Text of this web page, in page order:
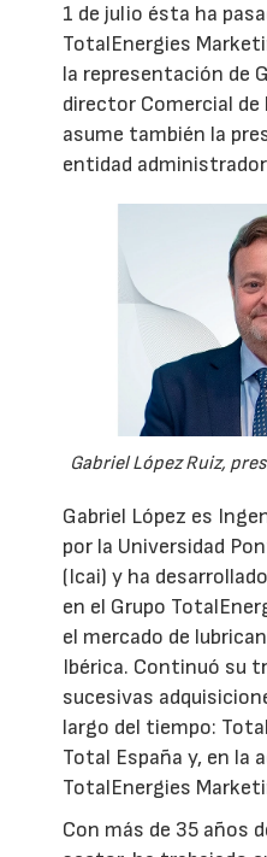
1 de julio ésta ha
TotalEnergies
la representación de
director Comercial de
asume también la
entidad
Gabriel López Ruiz,
Gabriel López es
por la Universidad
(Icai) y ha
en el Grupo
el mercado de
Ibérica. Continuó su
sucesivas
largo del tiempo:
Total España y, en la
TotalEnergies
Con más de 35 años